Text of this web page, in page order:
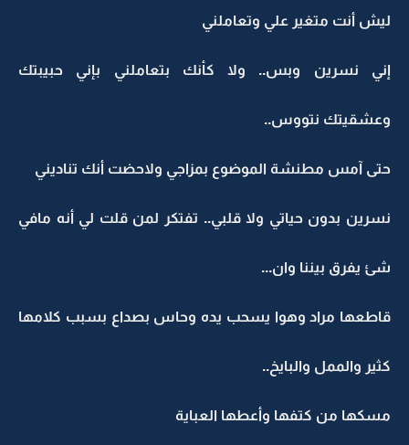
ليش أنت متغير علي وتعاملني
إني نسرين وبس.. ولا كأنك بتعاملني بإني حبيبتك
وعشقيتك نتووس..
حتى آمس مطنشة الموضوع بمزاجي ولاحضت أنك تناديني
نسرين بدون حياتي ولا قلبي.. تفتكر لمن قلت لي أنه مافي
شئ يفرق بيننا وان...
قاطعها مراد وهوا يسحب يده وحاس بصداع بسبب كلامها
كثير والممل والبايخ..
مسكها من كتفها وأعطها العباية